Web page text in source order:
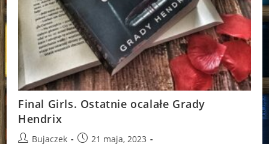
Final Girls. Ostatnie ocalałe Grady
Hendrix
PostBujaczek
Post21 maja, 2023